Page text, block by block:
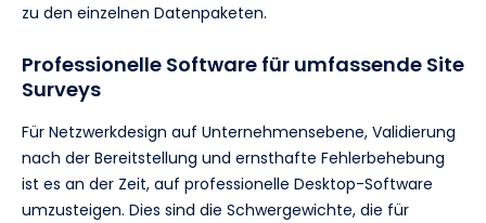
zu den einzelnen Datenpaketen.
Professionelle Software für umfassende Site
Surveys
Für Netzwerkdesign auf Unternehmensebene, Validierung
nach der Bereitstellung und ernsthafte Fehlerbehebung
ist es an der Zeit, auf professionelle Desktop-Software
umzusteigen. Dies sind die Schwergewichte, die für